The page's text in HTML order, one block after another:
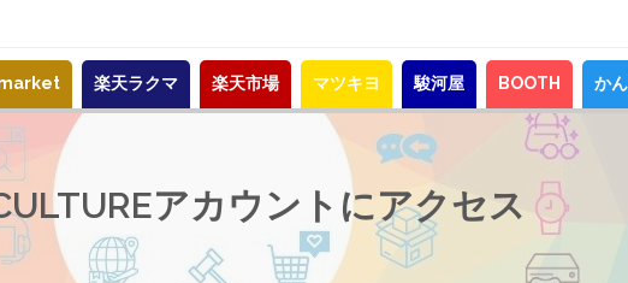
楽天ラクマ 楽天市場 マツキヨ 駿河屋 BOOTH か
アカウントにアクセス